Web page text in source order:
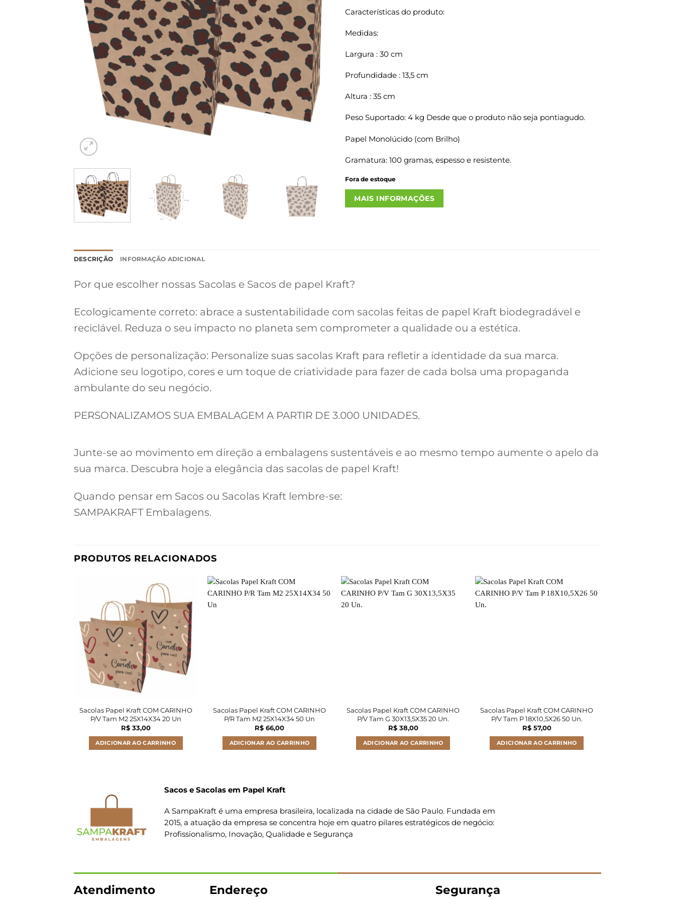
Características do produto:
Medidas:
Largura : 30 cm
Profundidade : 13,5 cm
Altura : 35 cm
Peso Suportado: 4 kg Desde que o produto não seja pontiagudo.
Papel Monolúcido (com Brilho)
Gramatura: 100 gramas, espesso e resistente.
Fora de estoque
MAIS INFORMAÇÕES
DESCRIÇÃO INFORMAÇÃO ADICIONAL
Por que escolher nossas Sacolas e Sacos de papel Kraft?
Ecologicamente correto: abrace a sustentabilidade com sacolas feitas de papel Kraft biodegradável e
reciclável. Reduza o seu impacto no planeta sem comprometer a qualidade ou a estética.
Opções de personalização: Personalize suas sacolas Kraft para refletir a identidade da sua marca.
Adicione seu logotipo, cores e um toque de criatividade para fazer de cada bolsa uma propaganda
ambulante do seu negócio.
PERSONALIZAMOS SUA EMBALAGEM A PARTIR DE 3.000 UNIDADES.
Junte-se ao movimento em direção a embalagens sustentáveis e ao mesmo tempo aumente o apelo da
sua marca. Descubra hoje a elegância das sacolas de papel Kraft!
Quando pensar em Sacos ou Sacolas Kraft lembre-se:
SAMPAKRAFT Embalagens.
PRODUTOS RELACIONADOS
Sacolas Papel Kraft COM CARINHO
P/V Tam M2 25X14X34 20 Un
R$33,00
ADICIONAR AO CARRINHO
Sacolas Papel Kraft COM CARINHO
P/R Tam M2 25X14X34 50 Un
R$66,00
ADICIONAR AO CARRINHO
Sacolas Papel Kraft COM CARINHO
P/V Tam G 30X13,5X35 20 Un.
R$38,00
ADICIONAR AO CARRINHO
Sacolas Papel Kraft COM CARINHO
P/V Tam P 18X10,5X26 50 Un.
R$57,00
ADICIONAR AO CARRINHO
Sacos e Sacolas em Papel Kraft
A SampaKraft é uma empresa brasileira, localizada na cidade de São Paulo. Fundada em
2015, a atuação da empresa se concentra hoje em quatro pilares estratégicos de negócio:
Profissionalismo, Inovação, Qualidade e Segurança
Atendimento Endereço Segurança